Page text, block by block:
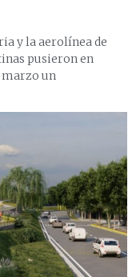
y la aerolínea de
pusieron en
marzo un